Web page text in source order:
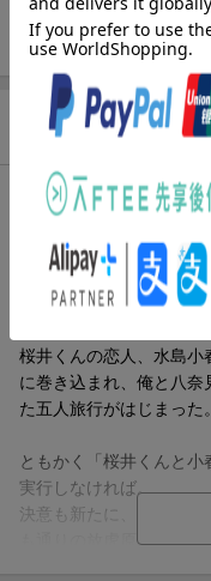
ISBN
商品説明
内容紹介（JPRO
つぼみが花に変わるころ
「正直に言うね。私ー
桜井くんの恋人、水島
に巻き込まれ、俺と八奈
た五人旅行がはじまっ
ともかく「桜井くんと
実行しなければ。
決意も新たに、俺たち
も通りの放虎原先輩に